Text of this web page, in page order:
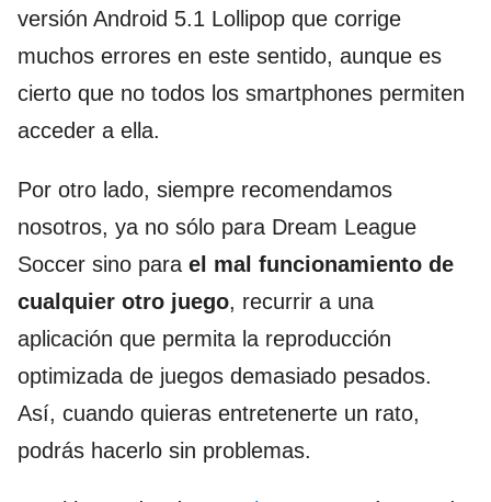
versión Android 5.1 Lollipop que corrige
muchos errores en este sentido, aunque es
cierto que no todos los smartphones permiten
acceder a ella.
Por otro lado, siempre recomendamos
nosotros, ya no sólo para Dream League
Soccer sino para el mal funcionamiento de
cualquier otro juego, recurrir a una
aplicación que permita la reproducción
optimizada de juegos demasiado pesados.
Así, cuando quieras entretenerte un rato,
podrás hacerlo sin problemas.